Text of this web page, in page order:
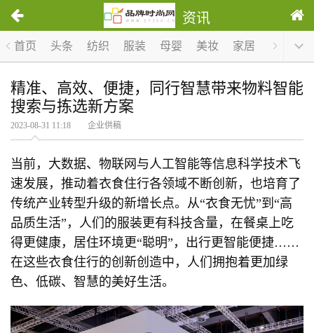
资讯
首页 头条 纺织 服装 母婴 美妆 家居 服饰
精准、高效、便捷，同行智慧带来物料智能
搜索与拣选新方案
2023-08-31 11:18 企业供稿
当前，大数据、物联网与人工智能等信息科学技术飞
速发展，推动着衣食住行各领域不断创新，也培育了
传统产业转型升级的新增长点。从“衣食无忧”到“高
品质生活”，人们的服装更有科技含量，在餐桌上吃
得更健康，居住环境更“聪明”，出行更智能便捷……
在这些衣食住行的创新创造中，人们拥抱着更加绿
色、低碳、智慧的美好生活。